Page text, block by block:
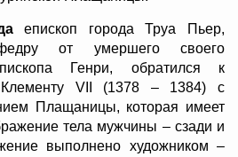
епископ города Труа Пьер,
от умершего своего
Генри, обратился к
Клементу VII (1378 – 1384) с
Плащаницы, которая имеет
тела мужчины – сзади и
выполнено художником –